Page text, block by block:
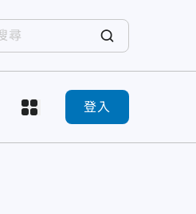
登入